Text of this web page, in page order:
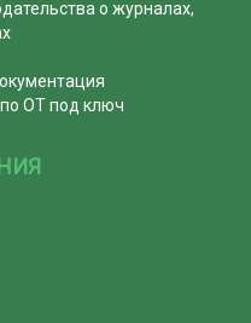
о журналах,
ОТ под ключ